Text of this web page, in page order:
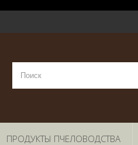
ПРОДУКТЫ ПЧЕЛОВОДСТВА